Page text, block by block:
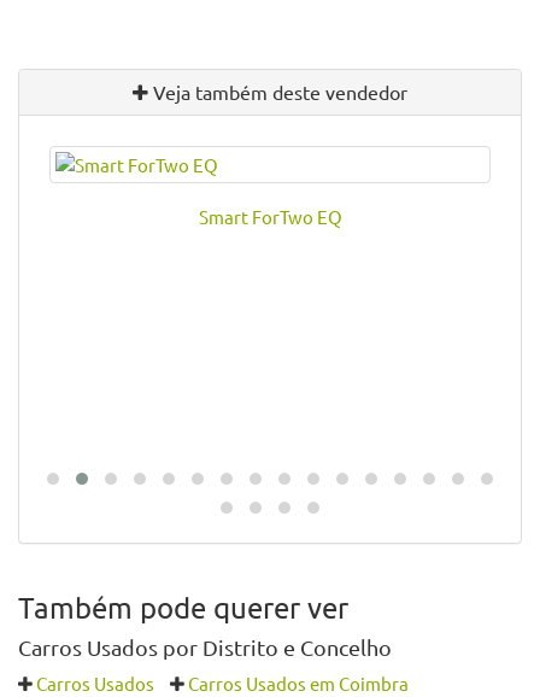
Veja também deste vendedor
Smart ForTwo EQ
Também pode querer ver
Carros Usados por Distrito e Concelho
Carros Usados
Carros Usados em Coimbra